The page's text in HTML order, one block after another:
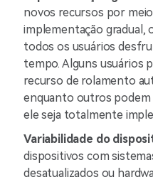
novos recursos por
implementação gradual,
todos os usuários
tempo. Alguns usuários
recurso de rolamento
enquanto outros podem
ele seja totalmente
Variabilidade do
dispositivos com
desatualizados ou